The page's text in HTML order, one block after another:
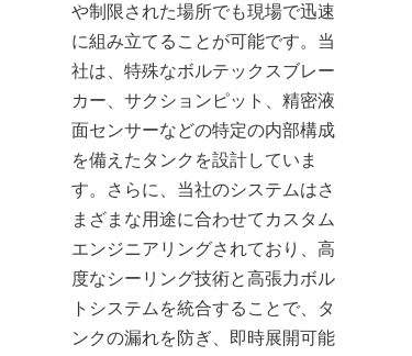
や制限された場所でも現場で迅速
に組み立てることが可能です。当
社は、特殊なボルテックスブレー
カー、サクションピット、精密液
面センサーなどの特定の内部構成
を備えたタンクを設計していま
す。さらに、当社のシステムはさ
まざまな用途に合わせてカスタム
エンジニアリングされており、高
度なシーリング技術と高張力ボル
トシステムを統合することで、タ
ンクの漏れを防ぎ、即時展開可能